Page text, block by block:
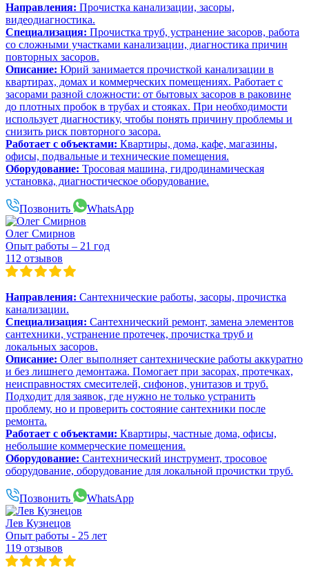
Направления: Прочистка канализации, засоры,
видеодиагностика.
Специализация: Прочистка труб, устранение засоров, работа
со сложными участками канализации, диагностика причин
повторных засоров.
Описание: Юрий занимается прочисткой канализации в
квартирах, домах и коммерческих помещениях. Работает с
засорами разной сложности: от бытовых засоров в раковине
до плотных пробок в трубах и стояках. При необходимости
использует диагностику, чтобы понять причину проблемы и
снизить риск повторного засора.
Работает с объектами: Квартиры, дома, кафе, магазины,
офисы, подвальные и технические помещения.
Оборудование: Тросовая машина, гидродинамическая
установка, диагностическое оборудование.
Позвонить WhatsApp
Олег Смирнов
Опыт работы – 21 год
112 отзывов
Направления: Сантехнические работы, засоры, прочистка
канализации.
Специализация: Сантехнический ремонт, замена элементов
сантехники, устранение протечек, прочистка труб и
локальных засоров.
Описание: Олег выполняет сантехнические работы аккуратно
и без лишнего демонтажа. Помогает при засорах, протечках,
неисправностях смесителей, сифонов, унитазов и труб.
Подходит для заявок, где нужно не только устранить
проблему, но и проверить состояние сантехники после
ремонта.
Работает с объектами: Квартиры, частные дома, офисы,
небольшие коммерческие помещения.
Оборудование: Сантехнический инструмент, тросовое
оборудование, оборудование для локальной прочистки труб.
Позвонить WhatsApp
Лев Кузнецов
Опыт работы - 25 лет
119 отзывов